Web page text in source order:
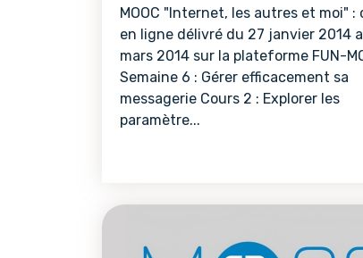
MOOC "Internet, les autres et moi" :
en ligne délivré du 27 janvier 2014
mars 2014 sur la plateforme FUN-
Semaine 6 : Gérer efficacement sa
messagerie Cours 2 : Explorer les
paramètre...
Voir les